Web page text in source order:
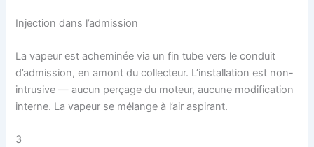
Injection dans l’admission
La vapeur est acheminée via un fin tube vers le conduit
d’admission, en amont du collecteur. L’installation est non-
intrusive — aucun perçage du moteur, aucune modification
interne. La vapeur se mélange à l’air aspirant.
3